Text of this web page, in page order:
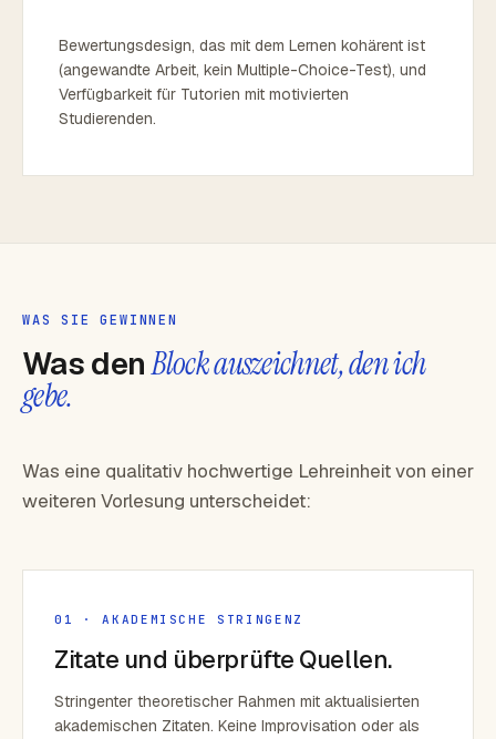
Bewertungsdesign, das mit dem Lernen kohärent ist
(angewandte Arbeit, kein Multiple-Choice-Test), und
Verfügbarkeit für Tutorien mit motivierten
Studierenden.
WAS SIE GEWINNEN
Was denBlock auszeichnet, den ich
gebe.
Was eine qualitativ hochwertige Lehreinheit von einer
weiteren Vorlesung unterscheidet:
01 · AKADEMISCHE STRINGENZ
Zitate und überprüfte Quellen.
Stringenter theoretischer Rahmen mit aktualisierten
akademischen Zitaten. Keine Improvisation oder als